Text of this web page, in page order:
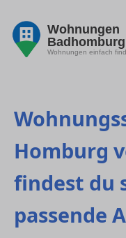
Wohnungen
Badhomburg
Wohnungen einfach
Homburg
findest du
passende